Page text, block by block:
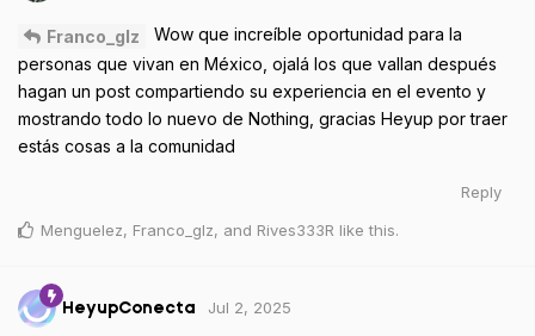
Franco_glz
Wow que increíble oportunidad para la
personas que vivan en México, ojalá los que vallan después
hagan un post compartiendo su experiencia en el evento y
mostrando todo lo nuevo de Nothing, gracias Heyup por traer
estás cosas a la comunidad
Reply
Menguelez, Franco_glz, and Rives333R like this.
HeyupConecta Jul 2, 2025